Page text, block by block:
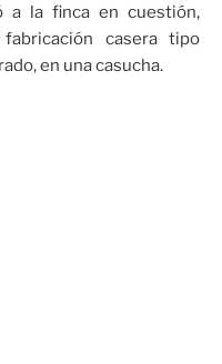
a la finca en cuestión,
casera tipo
en una casucha.